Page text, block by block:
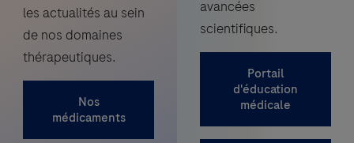
les actualités au sein
de nos domaines
thérapeutiques.
Nos
médicaments
avancées
scientifiques.
Portail
d'éducation
médicale